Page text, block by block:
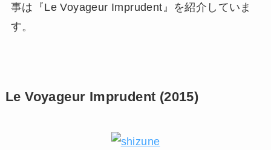
事は『Le Voyageur Imprudent』を紹介していま
す。
Le Voyageur Imprudent (2015)